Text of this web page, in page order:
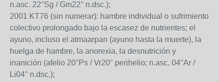
n.asc. 22°Sg / Gm22° n.dsc.);
2001 KT76 (sin numerar): hambre individual o sufrimiento
colectivo prolongado bajo la escasez de nutrientes; el
ayuno, incluso el atmaarpan (ayuno hasta la muerte), la
huelga de hambre, la anorexia, la desnutrición y
inanición (afelio 20°Ps / Vr20° perihelio; n.asc. 04°Ar /
Li04° n.dsc.);